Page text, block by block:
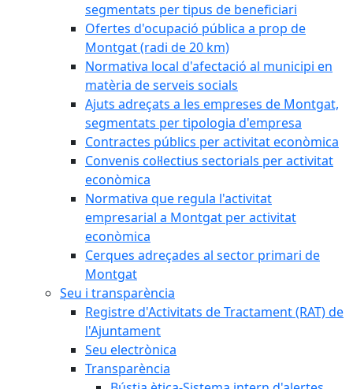
segmentats per tipus de beneficiari
Ofertes d'ocupació pública a prop de
Montgat (radi de 20 km)
Normativa local d'afectació al municipi en
matèria de serveis socials
Ajuts adreçats a les empreses de Montgat,
segmentats per tipologia d'empresa
Contractes públics per activitat econòmica
Convenis col·lectius sectorials per activitat
econòmica
Normativa que regula l'activitat
empresarial a Montgat per activitat
econòmica
Cerques adreçades al sector primari de
Montgat
Seu i transparència
Registre d'Activitats de Tractament (RAT) de
l'Ajuntament
Seu electrònica
Transparència